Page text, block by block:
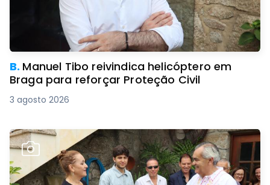
B. Manuel Tibo reivindica helicóptero em
Braga para reforçar Proteção Civil
3 agosto 2026